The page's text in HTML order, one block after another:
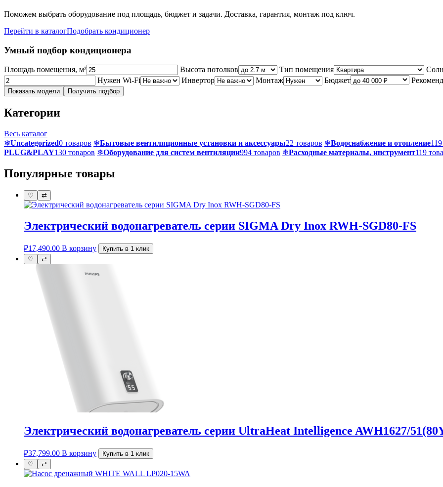
Поможем выбрать оборудование под площадь, бюджет и задачи. Доставка, гарантия, монтаж под ключ.
Перейти в каталогПодобрать кондиционер
Умный подбор кондиционера
Площадь помещения, м² Высота потолков Тип помещения
Нужен Wi‑Fi
Инвертор Монтаж Бюджет
Показать модели Получить подбор
Категории
Весь каталог
❄Uncategorized0 товаров ❄Бытовые вентиляционные установки и аксессуары22 товаров ❄Водоснабжение и отопление
PLUG&PLAY130 товаров ❄Оборудование для систем вентиляции994 товаров ❄Расходные материалы, инструмент119
Популярные товары
♡ ⇄
Электрический водонагреватель серии SIGMA Dry Inox RWH-SGD80-FS
₽17,490.00 В корзину
Купить в 1 клик
♡
⇄
Электрический водонагреватель серии UltraHeat Intelligence AWH1627/
₽37,799.00 В корзину
Купить в 1 клик
♡
⇄